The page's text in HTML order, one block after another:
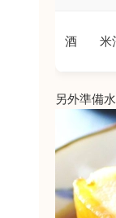
酒 米
另外準備